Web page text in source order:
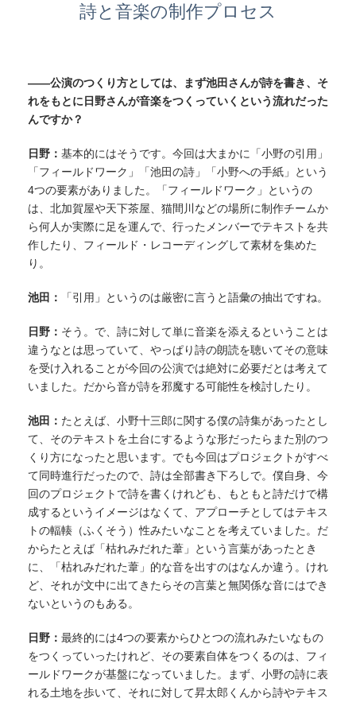
詩と音楽の制作プロセス
——公演のつくり方としては、まず池田さんが詩を書き、そ
れをもとに日野さんが音楽をつくっていくという流れだった
んですか？
日野： 基本的にはそうです。今回は大まかに「小野の引用」
「フィールドワーク」「池田の詩」「小野への手紙」という
4つの要素がありました。「フィールドワーク」というの
は、北加賀屋や天下茶屋、猫間川などの場所に制作チームか
ら何人か実際に足を運んで、行ったメンバーでテキストを共
作したり、フィールド・レコーディングして素材を集めた
り。
池田： 「引用」というのは厳密に言うと語彙の抽出ですね。
日野： そう。で、詩に対して単に音楽を添えるということは
違うなとは思っていて、やっぱり詩の朗読を聴いてその意味
を受け入れることが今回の公演では絶対に必要だとは考えて
いました。だから音が詩を邪魔する可能性を検討したり。
池田： たとえば、小野十三郎に関する僕の詩集があったとし
て、そのテキストを土台にするような形だったらまた別のつ
くり方になったと思います。でも今回はプロジェクトがすべ
て同時進行だったので、詩は全部書き下ろしで。僕自身、今
回のプロジェクトで詩を書くけれども、もともと詩だけで構
成するというイメージはなくて、アプローチとしてはテキス
トの輻輳（ふくそう）性みたいなことを考えていました。だ
からたとえば「枯れみだれた葦」という言葉があったとき
に、「枯れみだれた葦」的な音を出すのはなんか違う。けれ
ど、それが文中に出てきたらその言葉と無関係な音にはでき
ないというのもある。
日野： 最終的には4つの要素からひとつの流れみたいなもの
をつくっていったけれど、その要素自体をつくるのは、フィ
ールドワークが基盤になっていました。まず、小野の詩に表
れる土地を歩いて、それに対して昇太郎くんから詩やテキス